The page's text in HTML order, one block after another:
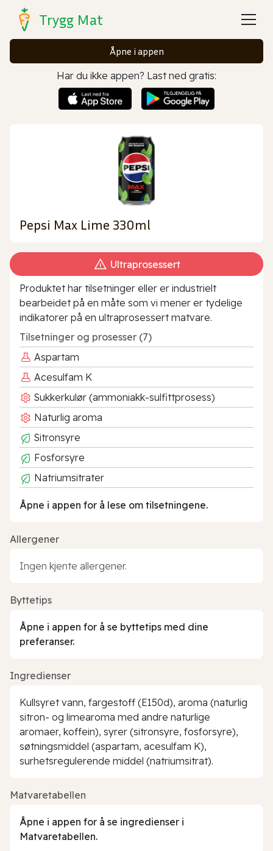
Trygg Mat
Åpne i appen
Har du ikke appen? Last ned gratis:
Pepsi Max Lime 330ml
Ultraprosessert
Produktet har tilsetninger eller er industrielt
bearbeidet på en måte som vi mener er tydelige
indikatorer på en ultraprosessert matvare.
Tilsetninger og prosesser (7)
Aspartam
Acesulfam K
Sukkerkulør (ammoniakk-sulfittprosess)
Naturlig aroma
Sitronsyre
Fosforsyre
Natriumsitrater
Åpne i appen for å lese om tilsetningene.
Allergener
Ingen kjente allergener.
Byttetips
Åpne i appen for å se byttetips med dine
preferanser.
Ingredienser
Kullsyret vann, fargestoff (E150d), aroma (naturlig
sitron- og limearoma med andre naturlige
aromaer, koffein), syrer (sitronsyre, fosforsyre),
søtningsmiddel (aspartam, acesulfam K),
surhetsregulerende middel (natriumsitrat).
Matvaretabellen
Åpne i appen for å se ingredienser i
Matvaretabellen.